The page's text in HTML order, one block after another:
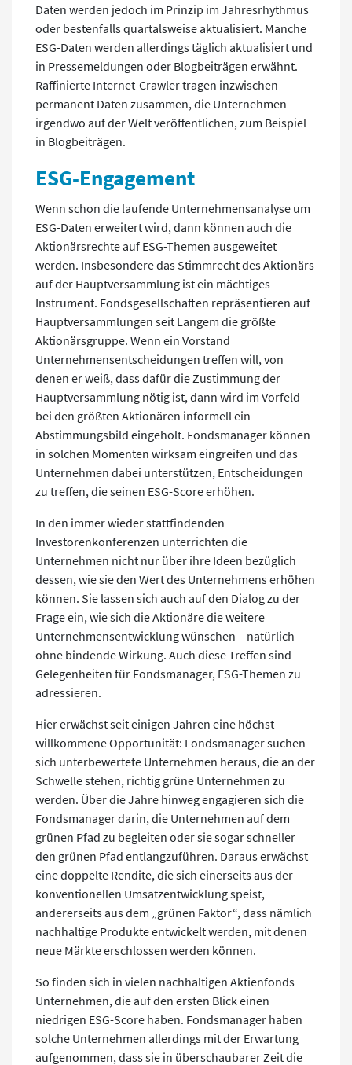
Daten werden jedoch im Prinzip im Jahresrhythmus
oder bestenfalls quartalsweise aktualisiert. Manche
ESG-Daten werden allerdings täglich aktualisiert und
in Pressemeldungen oder Blogbeiträgen erwähnt.
Raffinierte Internet-Crawler tragen inzwischen
permanent Daten zusammen, die Unternehmen
irgendwo auf der Welt veröffentlichen, zum Beispiel
in Blogbeiträgen.
ESG-Engagement
Wenn schon die laufende Unternehmensanalyse um
ESG-Daten erweitert wird, dann können auch die
Aktionärsrechte auf ESG-Themen ausgeweitet
werden. Insbesondere das Stimmrecht des Aktionärs
auf der Hauptversammlung ist ein mächtiges
Instrument. Fondsgesellschaften repräsentieren auf
Hauptversammlungen seit Langem die größte
Aktionärsgruppe. Wenn ein Vorstand
Unternehmensentscheidungen treffen will, von
denen er weiß, dass dafür die Zustimmung der
Hauptversammlung nötig ist, dann wird im Vorfeld
bei den größten Aktionären informell ein
Abstimmungsbild eingeholt. Fondsmanager können
in solchen Momenten wirksam eingreifen und das
Unternehmen dabei unterstützen, Entscheidungen
zu treffen, die seinen ESG-Score erhöhen.
In den immer wieder stattfindenden
Investorenkonferenzen unterrichten die
Unternehmen nicht nur über ihre Ideen bezüglich
dessen, wie sie den Wert des Unternehmens erhöhen
können. Sie lassen sich auch auf den Dialog zu der
Frage ein, wie sich die Aktionäre die weitere
Unternehmensentwicklung wünschen – natürlich
ohne bindende Wirkung. Auch diese Treffen sind
Gelegenheiten für Fondsmanager, ESG-Themen zu
adressieren.
Hier erwächst seit einigen Jahren eine höchst
willkommene Opportunität: Fondsmanager suchen
sich unterbewertete Unternehmen heraus, die an der
Schwelle stehen, richtig grüne Unternehmen zu
werden. Über die Jahre hinweg engagieren sich die
Fondsmanager darin, die Unternehmen auf dem
grünen Pfad zu begleiten oder sie sogar schneller
den grünen Pfad entlangzuführen. Daraus erwächst
eine doppelte Rendite, die sich einerseits aus der
konventionellen Umsatzentwicklung speist,
andererseits aus dem „grünen Faktor“, dass nämlich
nachhaltige Produkte entwickelt werden, mit denen
neue Märkte erschlossen werden können.
So finden sich in vielen nachhaltigen Aktienfonds
Unternehmen, die auf den ersten Blick einen
niedrigen ESG-Score haben. Fondsmanager haben
solche Unternehmen allerdings mit der Erwartung
aufgenommen, dass sie in überschaubarer Zeit die